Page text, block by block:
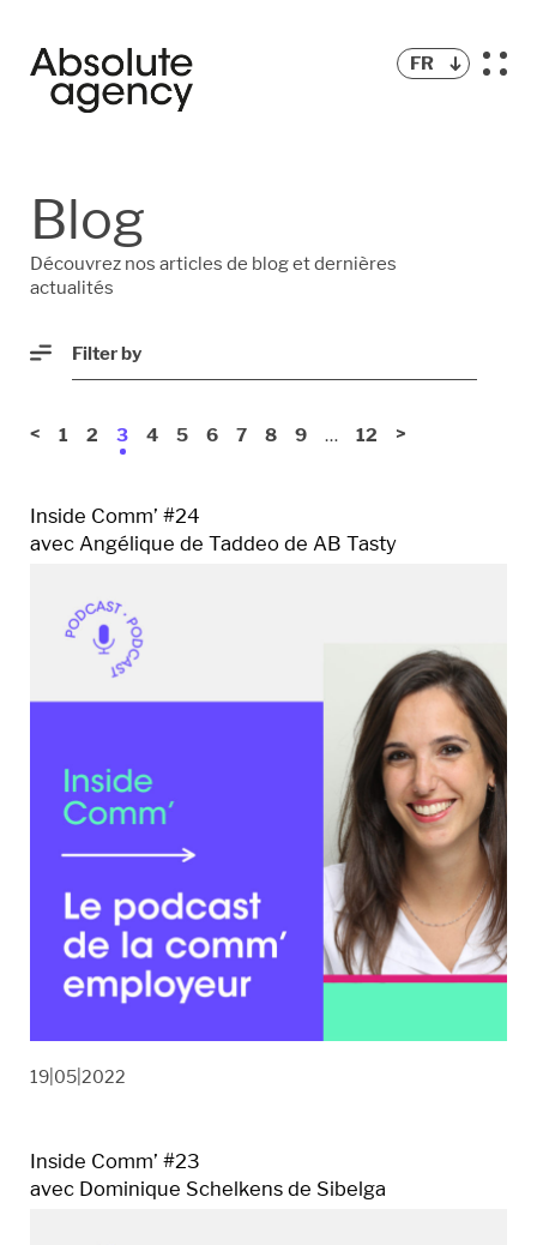
FR
Blog
Découvrez nos articles de blog et dernières
actualités
Filter by
PODCAST
< 1 2 3 4 5 6 7 8 9 … 12 >
Inside Comm’ #24
avec Angélique de Taddeo de AB Tasty
19|05|2022
Inside Comm’ #23
avec Dominique Schelkens de Sibelga